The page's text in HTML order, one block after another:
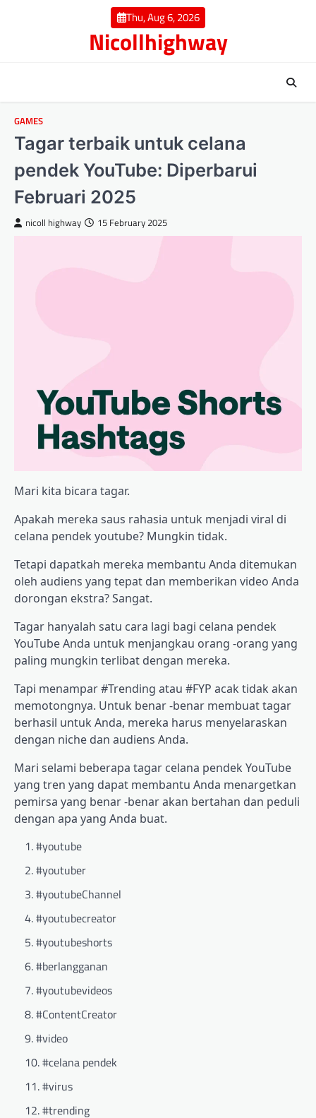
Thu, Aug 6, 2026
Nicollhighway
GAMES
Tagar terbaik untuk celana
pendek YouTube: Diperbarui
Februari 2025
nicoll highway 15 February 2025
Mari kita bicara tagar.
Apakah mereka saus rahasia untuk menjadi viral di
celana pendek youtube? Mungkin tidak.
Tetapi dapatkah mereka membantu Anda ditemukan
oleh audiens yang tepat dan memberikan video Anda
dorongan ekstra? Sangat.
Tagar hanyalah satu cara lagi bagi celana pendek
YouTube Anda untuk menjangkau orang -orang yang
paling mungkin terlibat dengan mereka.
Tapi menampar #Trending atau #FYP acak tidak akan
memotongnya. Untuk benar -benar membuat tagar
berhasil untuk Anda, mereka harus menyelaraskan
dengan niche dan audiens Anda.
Mari selami beberapa tagar celana pendek YouTube
yang tren yang dapat membantu Anda menargetkan
pemirsa yang benar -benar akan bertahan dan peduli
dengan apa yang Anda buat.
#youtube
#youtuber
#youtubeChannel
#youtubecreator
#youtubeshorts
#berlangganan
#youtubevideos
#ContentCreator
#video
#celana pendek
#virus
#trending